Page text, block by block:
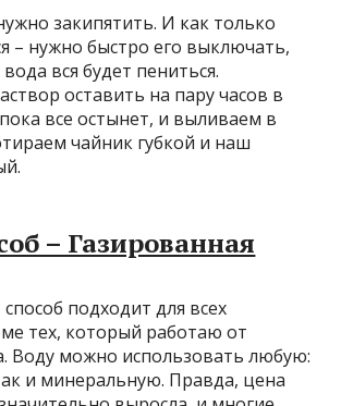
закипятить. И как только
– нужно быстро его выключать,
вся будет пениться.
оставить на пару часов в
все остынет, и выливаем в
чайник губкой и наш
– Газированная
подходит для всех
тех, который работаю от
Воду можно использовать любую:
и минеральную. Правда, цена